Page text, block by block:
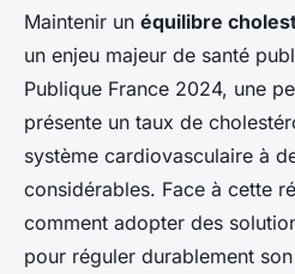
Maintenir un équilibre
un enjeu majeur de santé
Publique France 2024, une
présente un taux de
système cardiovasculaire à
considérables. Face à cette
comment adopter des
pour réguler durablement